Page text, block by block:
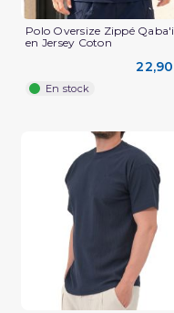
Polo Oversize Zippé
en Jersey Coton
En stock